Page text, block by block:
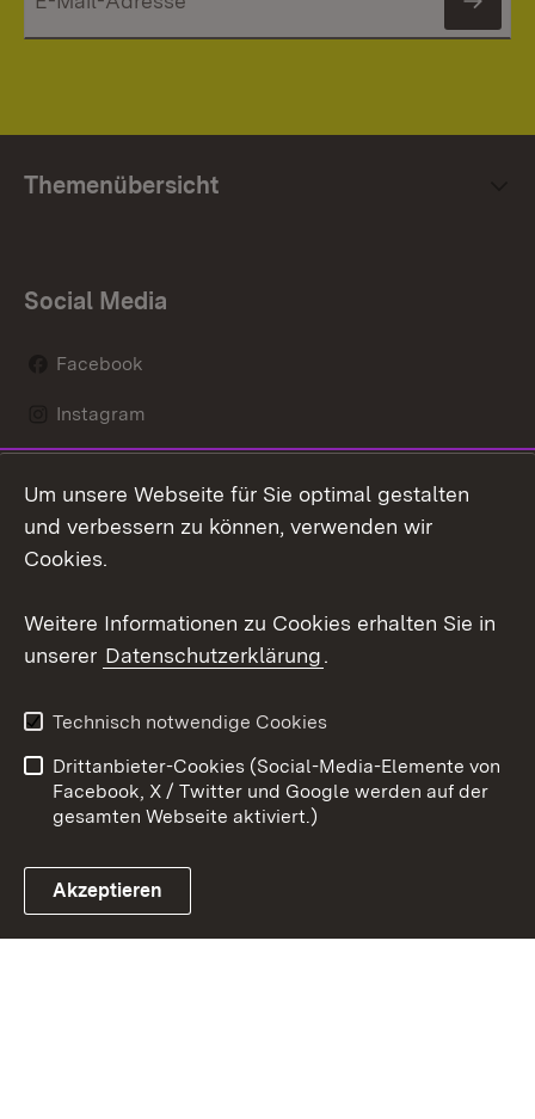
Themenübersicht
Social Media
Facebook
Instagram
Mastodon
Youtube
Link zum Landesportal
Kontakt
Datenschutz
Barrierefreiheit
Impressum Cookies
Um unsere Webseite für Sie optimal gestalten
und verbessern zu können, verwenden wir
Cookies.
Weitere Informationen zu Cookies erhalten Sie in
unserer Datenschutzerklärung.
Technisch notwendige Cookies
Drittanbieter-Cookies (Social-Media-Elemente von
Facebook, X / Twitter und Google werden auf der
gesamten Webseite aktiviert.)
Akzeptieren